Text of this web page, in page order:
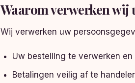
Waarom verwerken wij
Wij verwerken uw
Uw bestelling te verwerken en
Betalingen veilig af te